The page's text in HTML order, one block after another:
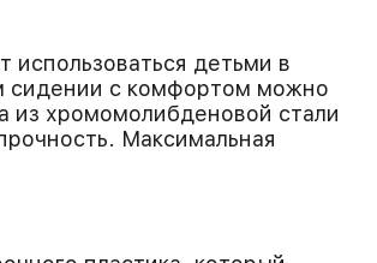
использоваться детьми в
сидении с комфортом можно
из хромомолибденовой стали
Максимальная